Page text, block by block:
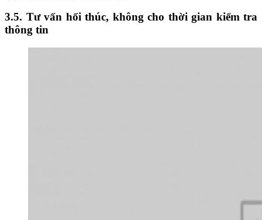
3.5. Tư vấn hối thúc, không cho thời gian kiểm tra
thông tin